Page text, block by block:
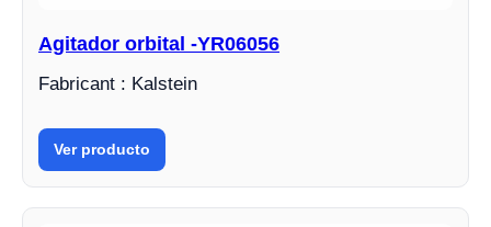
Agitador orbital -YR06056
Fabricant : Kalstein
Ver producto